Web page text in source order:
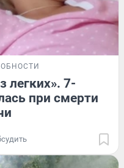
легких». 7-
при смерти